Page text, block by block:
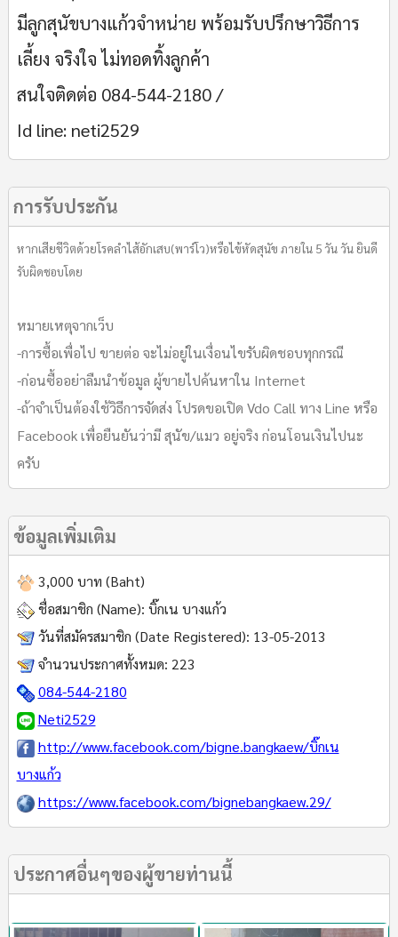
มีลูกสุนัขบางแก้วจำหน่าย พร้อมรับปรึกษาวิธีการ
เลี้ยง จริงใจ ไม่ทอดทิ้งลูกค้า
สนใจติดต่อ 084-544-2180 /
Id line: neti2529
การรับประกัน
หากเสียชีวิตด้วยโรคลำไส้อักเสบ(พาร์โว)หรือไข้หัดสุนัข ภายใน 5 วัน วัน ยินดี
รับผิดชอบโดย
หมายเหตุจากเว็บ
-การซื้อเพื่อไป ขายต่อ จะไม่อยู่ในเงื่อนไขรับผิดชอบทุกกรณี
-ก่อนซื้ออย่าลืมนำข้อมูล ผู้ขายไปค้นหาใน Internet
-ถ้าจำเป็นต้องใช้วิธีการจัดส่ง โปรดขอเปิด Vdo Call ทาง Line หรือ
Facebook เพื่อยืนยันว่ามี สุนัข/แมว อยู่จริง ก่อนโอนเงินไปนะ
ครับ
ข้อมูลเพิ่มเติม
3,000 บาท (Baht)
ชื่อสมาชิก (Name): บิ๊กเน​ บางแก้ว​
วันที่สมัครสมาชิก (Date Registered): 13-05-2013
จำนวนประกาศทั้งหมด: 223
084-544-2180
Neti2529​
http://www.facebook.com/bigne.bangkaew/บิ๊กเน​
บางแก้ว​
https://www.facebook.com/bignebangkaew.29/
ประกาศอื่นๆของผู้ขายท่านนี้